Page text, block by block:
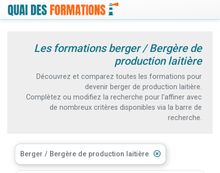
Les formations berger / Bergère de
production laitière
Découvrez et comparez toutes les formations pour
devenir berger de production laitière.
Complètez ou modifiez la recherche pour l'affiner avec
de nombreux critères disponibles via la barre de
recherche.
Berger / Bergère de production laitière